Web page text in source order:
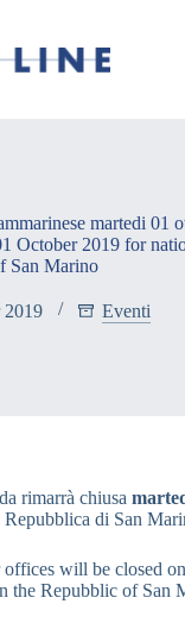
martedi 01
October 2019 for
San Marino
2019 Eventi
rimarrà chiusa
di San
will be closed on
the Repubblic of San